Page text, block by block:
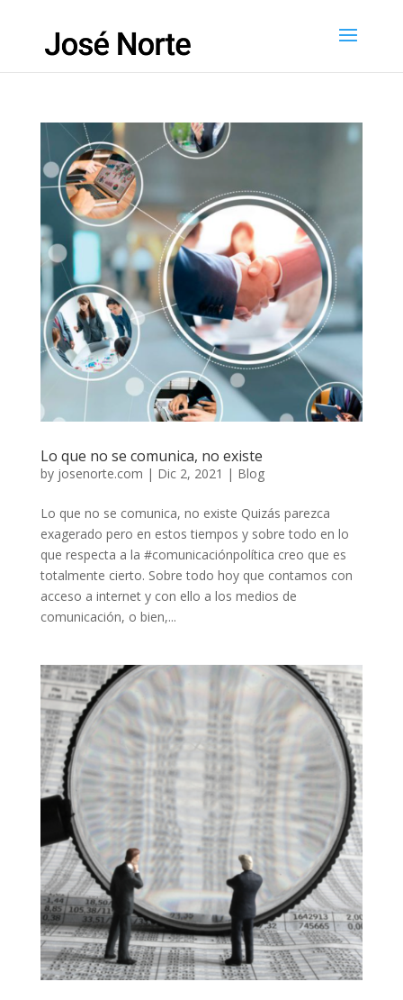
Lo que no se comunica, no existe
by josenorte.com | Dic 2, 2021 | Blog
Lo que no se comunica, no existe Quizás parezca
exagerado pero en estos tiempos y sobre todo en lo
que respecta a la #comunicaciónpolítica creo que es
totalmente cierto. Sobre todo hoy que contamos con
acceso a internet y con ello a los medios de
comunicación, o bien,...